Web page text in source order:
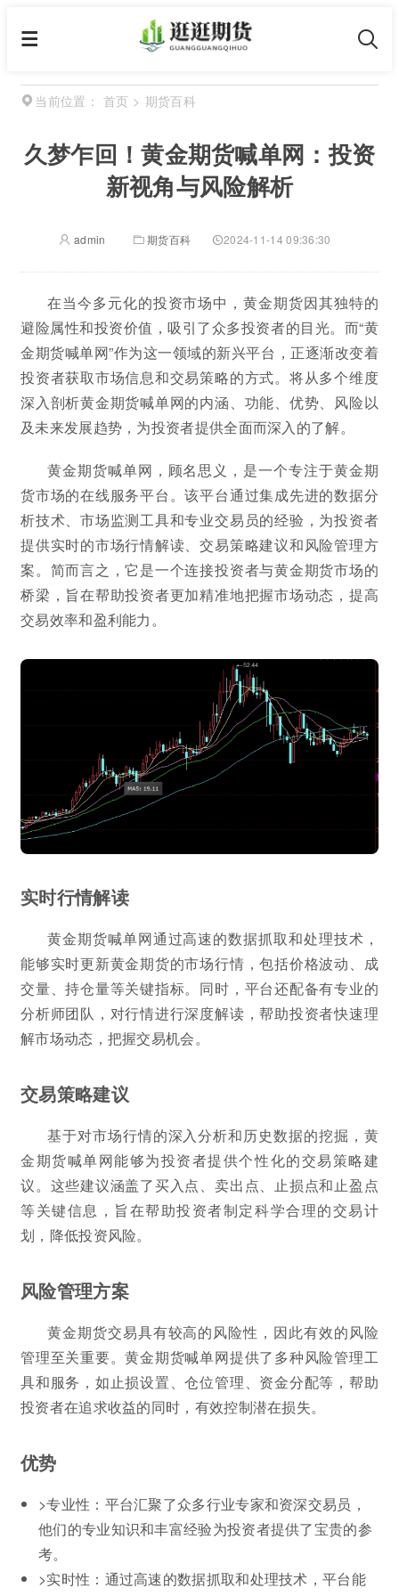
当前位置： 首页 > 期货百科
久梦乍回！黄金期货喊单网：投资
新视角与风险解析
admin 期货百科 2024-11-14 09:36:30
在当今多元化的投资市场中，黄金期货因其独特的
避险属性和投资价值，吸引了众多投资者的目光。而“黄
金期货喊单网”作为这一领域的新兴平台，正逐渐改变着
投资者获取市场信息和交易策略的方式。将从多个维度
深入剖析黄金期货喊单网的内涵、功能、优势、风险以
及未来发展趋势，为投资者提供全面而深入的了解。
黄金期货喊单网，顾名思义，是一个专注于黄金期
货市场的在线服务平台。该平台通过集成先进的数据分
析技术、市场监测工具和专业交易员的经验，为投资者
提供实时的市场行情解读、交易策略建议和风险管理方
案。简而言之，它是一个连接投资者与黄金期货市场的
桥梁，旨在帮助投资者更加精准地把握市场动态，提高
交易效率和盈利能力。
实时行情解读
黄金期货喊单网通过高速的数据抓取和处理技术，
能够实时更新黄金期货的市场行情，包括价格波动、成
交量、持仓量等关键指标。同时，平台还配备有专业的
分析师团队，对行情进行深度解读，帮助投资者快速理
解市场动态，把握交易机会。
交易策略建议
基于对市场行情的深入分析和历史数据的挖掘，黄
金期货喊单网能够为投资者提供个性化的交易策略建
议。这些建议涵盖了买入点、卖出点、止损点和止盈点
等关键信息，旨在帮助投资者制定科学合理的交易计
划，降低投资风险。
风险管理方案
黄金期货交易具有较高的风险性，因此有效的风险
管理至关重要。黄金期货喊单网提供了多种风险管理工
具和服务，如止损设置、仓位管理、资金分配等，帮助
投资者在追求收益的同时，有效控制潜在损失。
优势
>专业性：平台汇聚了众多行业专家和资深交易员，
他们的专业知识和丰富经验为投资者提供了宝贵的参
考。
>实时性：通过高速的数据抓取和处理技术，平台能